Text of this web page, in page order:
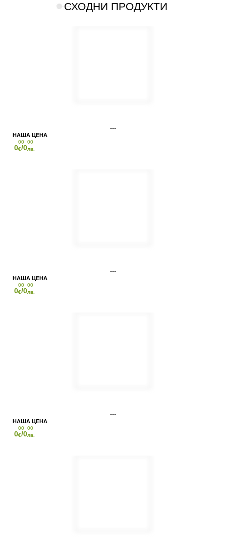
СХОДНИ ПРОДУКТИ
0
00
€/0
00
лв.
0
00
€/0
00
лв.
0
00
€/0
00
лв.